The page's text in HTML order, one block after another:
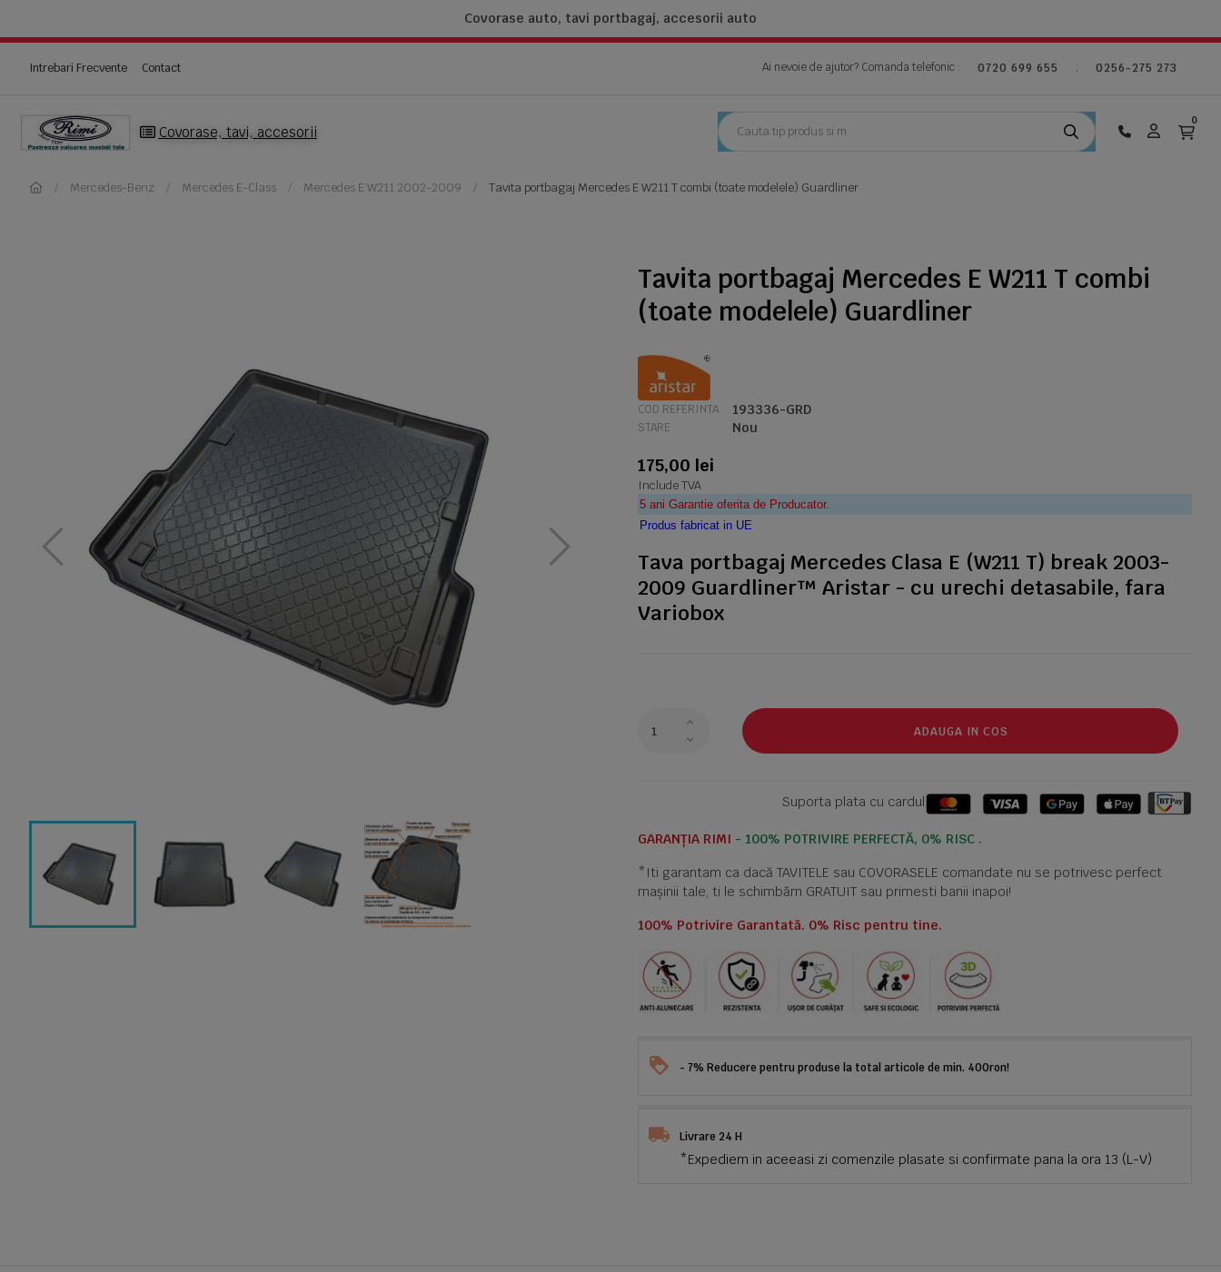
Covorase auto, tavi portbagaj, accesorii auto
Intrebari Frecvente Contact Ai nevoie de ajutor? Comanda telefonic : 0720 699 655 ; 0256-275 273
Covorase, tavi, accesorii
0
Mercedes-Benz Mercedes E-Class Mercedes E W211 2002-2009 Tavita portbagaj Mercedes E W211 T combi (toate modelele) Guardliner
Tavita portbagaj Mercedes E W211 T combi
(toate modelele) Guardliner
COD REFERINTA 193336-GRD
STARE Nou
175,00 lei
Include TVA
5 ani Garantie oferita de Producator.
Produs fabricat in UE
Tava portbagaj Mercedes Clasa E (W211 T) break 2003-
2009 Guardliner™ Aristar - cu urechi detasabile, fara
Variobox
ADAUGA IN COS
Suporta plata cu cardul
GARANȚIA RIMI - 100% POTRIVIRE PERFECTĂ, 0% RISC .
*Iti garantam ca dacă TAVITELE sau COVORASELE comandate nu se potrivesc perfect
mașinii tale, ti le schimbăm GRATUIT sau primesti banii inapoi!
100% Potrivire Garantată. 0% Risc pentru tine.
- 7% Reducere pentru produse la total articole de min. 400ron!
Livrare 24 H
*Expediem in aceeasi zi comenzile plasate si confirmate pana la ora 13 (L-V)